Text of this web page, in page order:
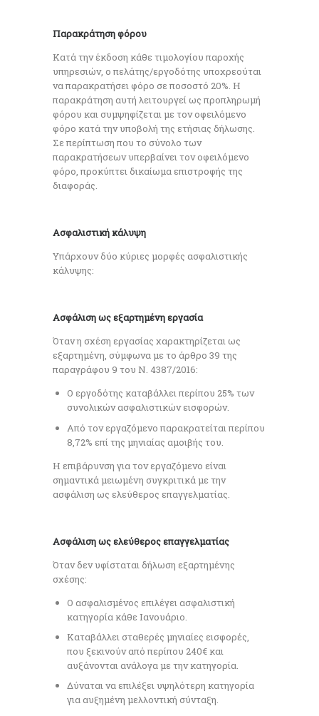
Παρακράτηση φόρου
Κατά την έκδοση κάθε τιμολογίου παροχής
υπηρεσιών, ο πελάτης/εργοδότης υποχρεούται
να παρακρατήσει φόρο σε ποσοστό 20%. Η
παρακράτηση αυτή λειτουργεί ως προπληρωμή
φόρου και συμψηφίζεται με τον οφειλόμενο
φόρο κατά την υποβολή της ετήσιας δήλωσης.
Σε περίπτωση που το σύνολο των
παρακρατήσεων υπερβαίνει τον οφειλόμενο
φόρο, προκύπτει δικαίωμα επιστροφής της
διαφοράς.
Ασφαλιστική κάλυψη
Υπάρχουν δύο κύριες μορφές ασφαλιστικής
κάλυψης:
Ασφάλιση ως εξαρτημένη εργασία
Όταν η σχέση εργασίας χαρακτηρίζεται ως
εξαρτημένη, σύμφωνα με το άρθρο 39 της
παραγράφου 9 του Ν. 4387/2016:
Ο εργοδότης καταβάλλει περίπου 25% των
συνολικών ασφαλιστικών εισφορών.
Από τον εργαζόμενο παρακρατείται περίπου
8,72% επί της μηνιαίας αμοιβής του.
Η επιβάρυνση για τον εργαζόμενο είναι
σημαντικά μειωμένη συγκριτικά με την
ασφάλιση ως ελεύθερος επαγγελματίας.
Ασφάλιση ως ελεύθερος επαγγελματίας
Όταν δεν υφίσταται δήλωση εξαρτημένης
σχέσης:
Ο ασφαλισμένος επιλέγει ασφαλιστική
κατηγορία κάθε Ιανουάριο.
Καταβάλλει σταθερές μηνιαίες εισφορές,
που ξεκινούν από περίπου 240€ και
αυξάνονται ανάλογα με την κατηγορία.
Δύναται να επιλέξει υψηλότερη κατηγορία
για αυξημένη μελλοντική σύνταξη.